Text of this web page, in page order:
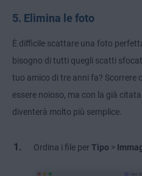
5. Elimina le foto
È difficile scattare una foto
bisogno di tutti quegli scatti
tuo amico di tre anni fa?
essere noioso, ma con la già citata
diventerà molto più semplice.
Ordina i file per Tipo >